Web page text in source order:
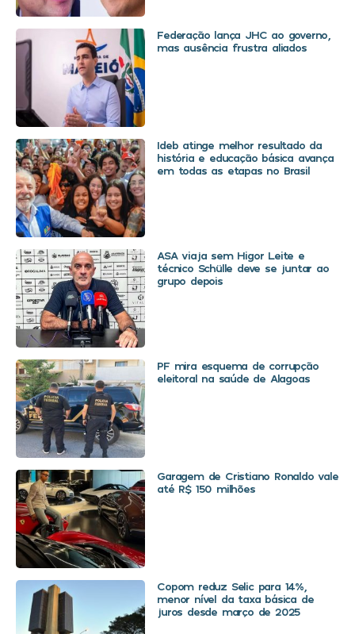
Federação lança JHC ao governo,
mas ausência frustra aliados
Ideb atinge melhor resultado da
história e educação básica avança
em todas as etapas no Brasil
ASA viaja sem Higor Leite e
técnico Schülle deve se juntar ao
grupo depois
PF mira esquema de corrupção
eleitoral na saúde de Alagoas
Garagem de Cristiano Ronaldo vale
até R$ 150 milhões
Copom reduz Selic para 14%,
menor nível da taxa básica de
juros desde março de 2025